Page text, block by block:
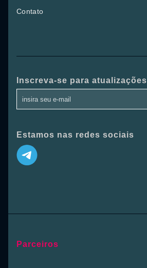
Contato
Inscreva-se para atualizações
Estamos nas redes sociais
Parceiros